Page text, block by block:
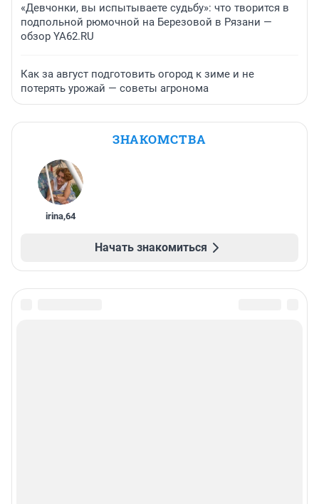
«Девчонки, вы испытываете судьбу»: что творится в
подпольной рюмочной на Березовой в Рязани —
обзор YA62.RU
Как за август подготовить огород к зиме и не
потерять урожай — советы агронома
ЗНАКОМСТВА
irina,64
Начать знакомиться